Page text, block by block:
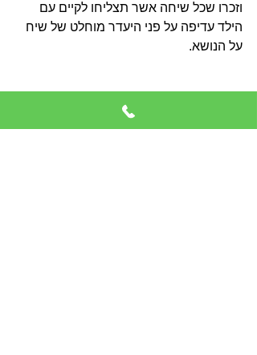
וזכרו שכל שיחה אשר תצליחו לקיים עם
הילד עדיפה על פני היעדר מוחלט של שיח
על הנושא.
#מיניות